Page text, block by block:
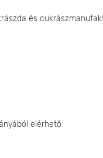
és
elérhető